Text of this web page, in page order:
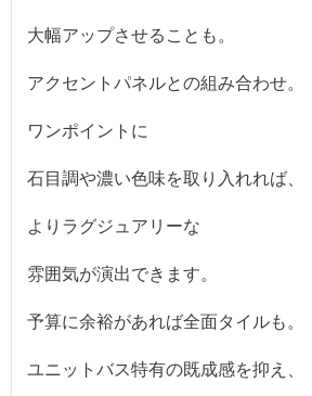
大幅アップさせることも。
アクセントパネルとの組み合わせ。
ワンポイントに
石目調や濃い色味を取り入れれば、
よりラグジュアリーな
雰囲気が演出できます。
予算に余裕があれば全面タイルも。
ユニットバス特有の既成感を抑え、